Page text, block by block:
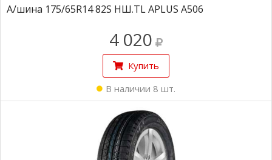
А/шина 175/65R14 82S НШ.TL APLUS A506
4 020
Купить
В наличии 8 шт.